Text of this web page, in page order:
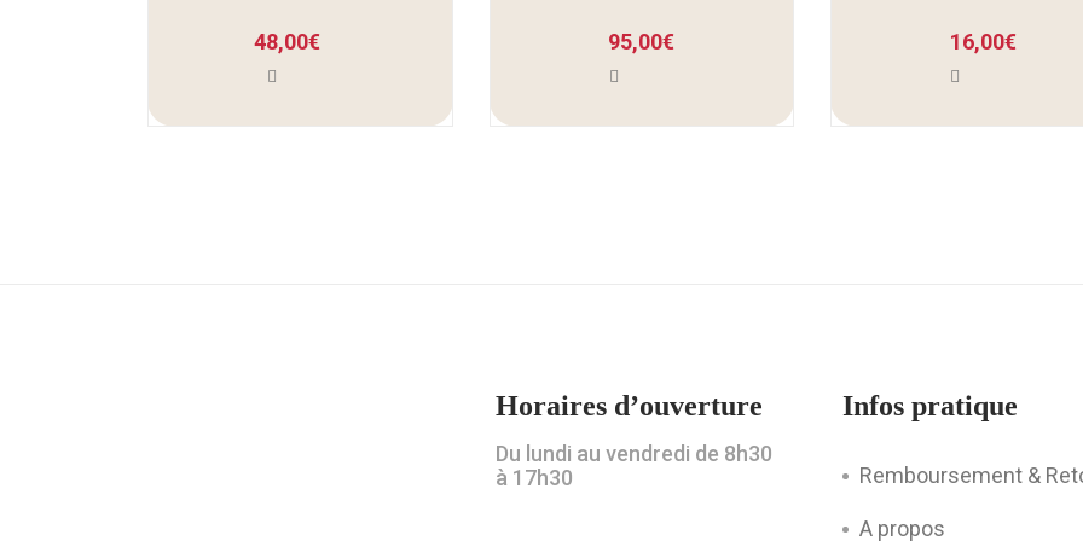
48,00€ 95,00€ 16,00€
Horaires d’ouverture
Du lundi au vendredi de 8h30
à 17h30
Infos pratique
Remboursement &
A propos